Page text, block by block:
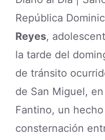
República
Reyes,
la tarde del
de tránsito
de San Miguel,
Fantino, un
consternación